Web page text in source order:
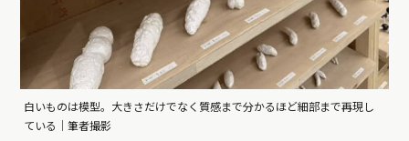
白いものは模型。大きさだけでなく質感まで分かるほど細部まで再現し
ている｜筆者撮影